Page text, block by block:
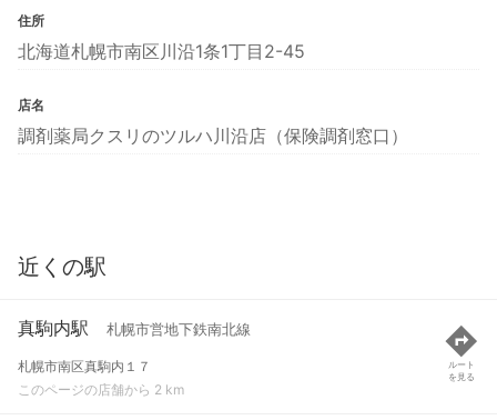
住所
北海道札幌市南区川沿1条1丁目2-45
店名
調剤薬局クスリのツルハ川沿店（保険調剤窓口）
近くの駅
真駒内駅 札幌市営地下鉄南北線
札幌市南区真駒内１７
このページの店舗から 2 km
ルート
を見る